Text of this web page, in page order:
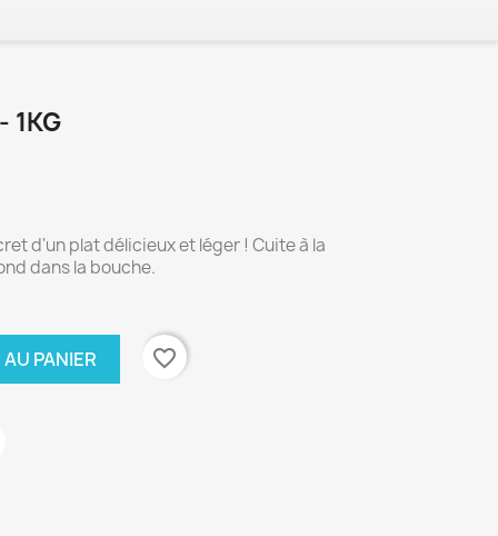
1KG
d'un plat délicieux et léger ! Cuite à la
dans la bouche.
PANIER favorite_border